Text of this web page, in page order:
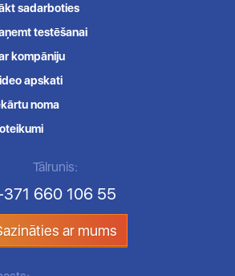
sadarboties
testēšanai
kompāniju
apskati
noma
Tālrunis:
660 106 55
ar mums